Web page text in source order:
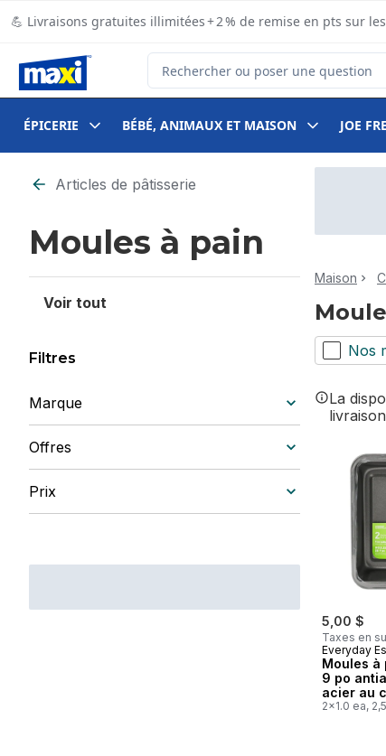
💪 Livraisons gratuites illimitées + 2 % de remise en pts sur
Rechercher des produits
ÉPICERIE BÉBÉ, ANIMAUX ET MAISON JOE
Passer au filtrage du contenu
Articles de pâtisserie
Moules à pain
Voir tout
Filtres
Marque
Offres
Prix
Maison
Nos
La
5,00 $
Taxes en
Everyday
Moules à
9 po
acier au
par
2x1.0 ea,